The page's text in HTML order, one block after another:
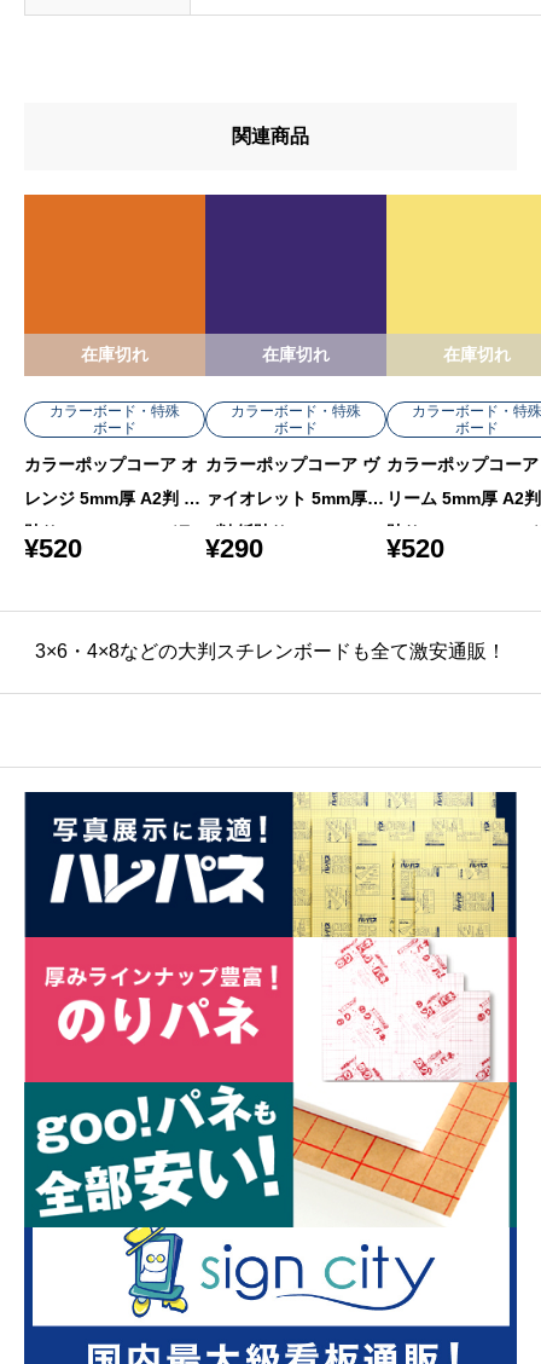
関連商品
カラーボード・特殊
ボード
カラーポップコーア オ
レンジ 5mm厚 A2判 紙
貼り 5PC-A2-OR バラ
¥520
在庫切れ
カラーボード・特殊
ボード
カラーポップコーア ヴ
ァイオレット 5mm厚 A
3判 紙貼り 5PC-A3-VT
¥290
在庫切れ
カラーボード・特殊
ボード
カラーポップコー
リーム 5mm厚 A2
貼り 5PC-A2-CR バ
¥520
在庫切れ
3×6・4×8などの大判スチレンボードも全て激安通販！